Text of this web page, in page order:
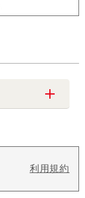
利用規約